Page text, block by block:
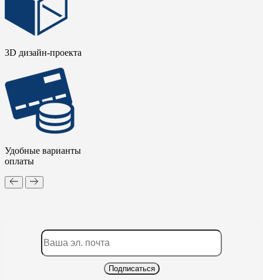
3D дизайн-проекта
Удобные варианты
оплаты
Подписаться